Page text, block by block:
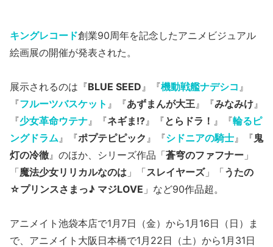
キングレコード創業90周年を記念したアニメビジュアル
絵画展の開催が発表された。
展示されるのは『BLUE SEED』『機動戦艦ナデシコ 』
『フルーツバスケット 』『あずまんが大王』『みなみけ』
『少女革命ウテナ』『ネギま!?』『とらドラ！ 』『輪るピ
ングドラム』『ポプテピピック 』『シドニアの騎士』『鬼
灯の冷徹』のほか、シリーズ作品「蒼穹のファフナー 」
「魔法少女リリカルなのは 」「スレイヤーズ」「うたの
☆プリンスさまっ♪ マジLOVE 」など90作品超。
アニメイト池袋本店で1月7日（金）から1月16日（日）ま
で、アニメイト大阪日本橋で1月22日（土）から1月31日